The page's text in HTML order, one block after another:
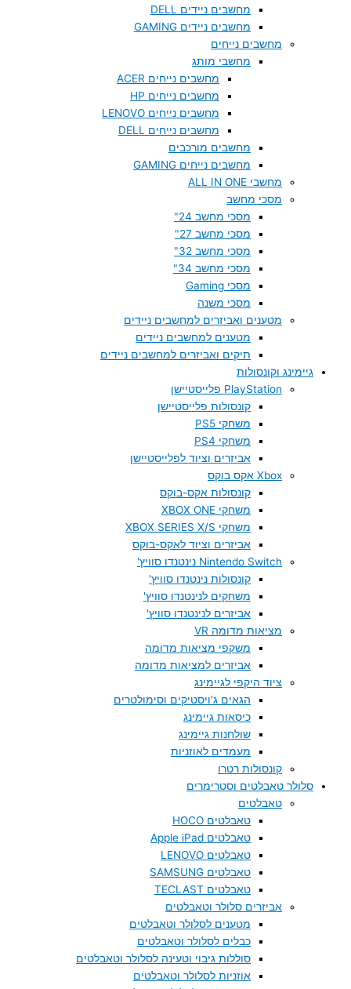
מחשבים ניידים DELL
מחשבים ניידים GAMING
מחשבים נייחים
מחשבי מותג
מחשבים נייחים ACER
מחשבים נייחים HP
מחשבים נייחים LENOVO
מחשבים נייחים DELL
מחשבים מורכבים
מחשבים נייחים GAMING
מחשבי ALL IN ONE
מסכי מחשב
מסכי מחשב 24"
מסכי מחשב 27"
מסכי מחשב 32"
מסכי מחשב 34"
מסכי Gaming
מסכי משנה
מטענים ואביזרים למחשבים ניידים
מטענים למחשבים ניידים
תיקים ואביזרים למחשבים ניידים
גיימינג וקונסולות
PlayStation פלייסטיישן
קונסולות פלייסטיישן
משחקי PS5
משחקי PS4
אביזרים וציוד לפלייסטיישן
Xbox אקס בוקס
קונסולות אקס-בוקס
משחקי XBOX ONE
משחקי XBOX SERIES X/S
אביזרים וציוד לאקס-בוקס
Nintendo Switch נינטנדו סוויץ'
קונסולות נינטנדו סוויץ'
משחקים לנינטנדו סוויץ'
אביזרים לנינטנדו סוויץ'
מציאות מדומה VR
משקפי מציאות מדומה
אביזרים למציאות מדומה
ציוד היקפי לגיימינג
הגאים ג'ויסטיקים וסימולטרים
כיסאות גיימינג
שולחנות גיימינג
מעמדים לאוזניות
קונסולות רטרו
סלולר טאבלטים וסטרימרים
טאבלטים
טאבלטים HOCO
טאבלטים Apple iPad
טאבלטים LENOVO
טאבלטים SAMSUNG
טאבלטים TECLAST
אביזרים סלולר וטאבלטים
מטענים לסלולר וטאבלטים
כבלים לסלולר וטאבלטים
סוללות גיבוי וטעינה לסלולר וטאבלטים
אוזניות לסלולר וטאבלטים